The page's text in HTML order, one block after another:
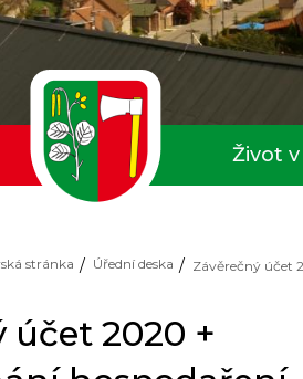
stránka Úřední deska
účet 2020 +
Život